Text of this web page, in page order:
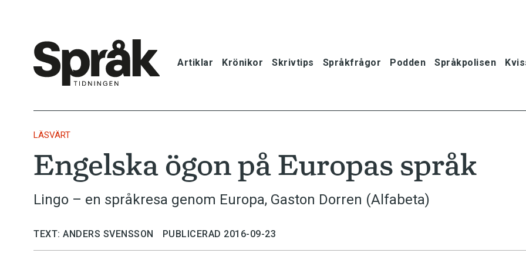
Artiklar Krönikor Skrivtips Språkfrågor Podden Språkpolisen
Krönikor
Språkfrågor
Skrivtips
LÄSVÄRT
Engelska ögon på Europas språk
Lingo – en språkresa genom Europa, Gaston Dorren (Alfabeta)
TEXT: ANDERS SVENSSON PUBLICERAD 2016-09-23